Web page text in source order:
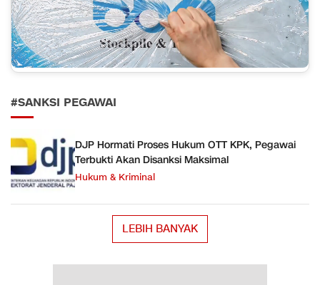
#SANKSI PEGAWAI
DJP Hormati Proses Hukum OTT KPK, Pegawai
Terbukti Akan Disanksi Maksimal
Hukum & Kriminal
LEBIH BANYAK